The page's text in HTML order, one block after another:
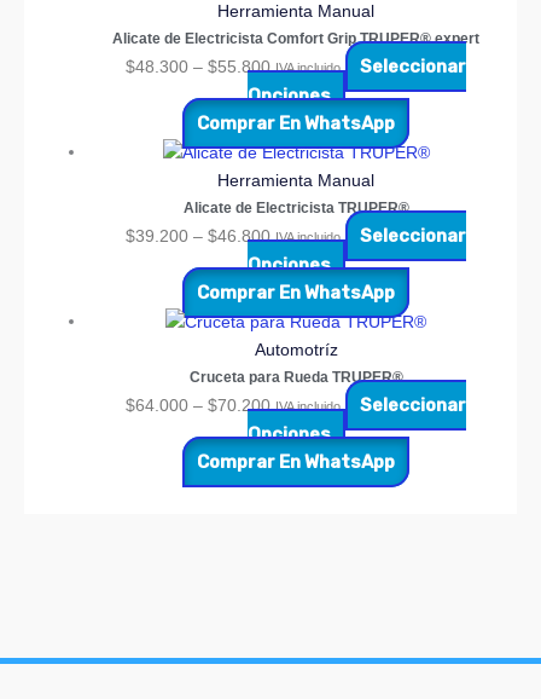
Herramienta Manual
Alicate de Electricista Comfort Grip TRUPER® expert
$48.300 – $55.800 IVA incluido
Seleccionar
Opciones
Comprar En WhatsApp
Herramienta Manual
Alicate de Electricista TRUPER®
$39.200 – $46.800 IVA incluido
Seleccionar
Opciones
Comprar En WhatsApp
Automotríz
Cruceta para Rueda TRUPER®
$64.000 – $70.200 IVA incluido
Seleccionar
Opciones
Comprar En WhatsApp